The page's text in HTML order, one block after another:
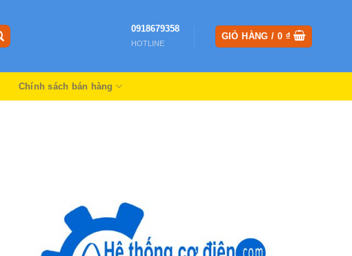
0918679358
HOTLINE
GIỎ HÀNG / 0 ₫
Chính sách bán hàng